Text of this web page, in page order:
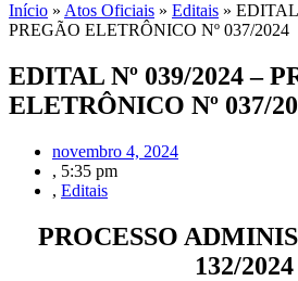
Início » Atos Oficiais » Editais » EDITAL
PREGÃO ELETRÔNICO Nº 037/2024
EDITAL Nº 039/2024 –
ELETRÔNICO Nº 037/
novembro 4, 2024
, 5:35 pm
, Editais
PROCESSO
132/2024